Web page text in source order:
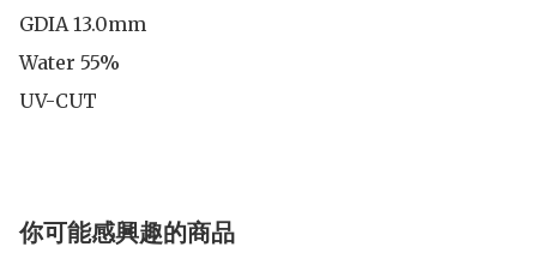
GDIA 13.0mm
Water 55%
UV-CUT
你可能感興趣的商品